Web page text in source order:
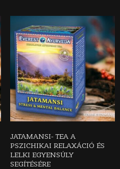
JATAMANSI- TEA A
PSZICHIKAI RELAXÁCIÓ ÉS
LELKI EGYENSÚLY
SEGÍTÉSÉRE